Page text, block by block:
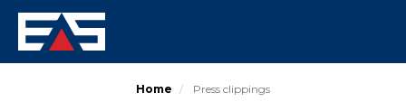
Skip
Home Press clippings